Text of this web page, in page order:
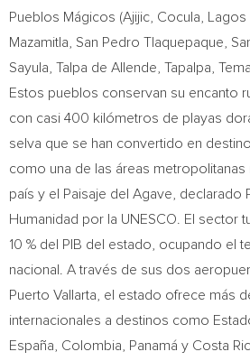
Pueblos Mágicos (Ajijic, Cocula,
Mazamitla, San Pedro Tlaquepaque,
Sayula, Talpa de Allende, Tapalpa,
Estos pueblos conservan su encanto
con casi 400 kilómetros de playas
selva que se han convertido en
como una de las áreas metropolitanas
país y el Paisaje del Agave, declarado
Humanidad por la UNESCO. El sector
10 % del PIB del estado, ocupando el
nacional. A través de sus dos
Puerto Vallarta, el estado ofrece más
internacionales a destinos como
España, Colombia, Panamá y Costa